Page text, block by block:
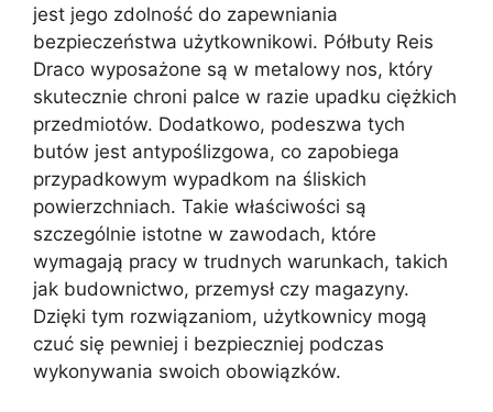
jest jego zdolność do zapewniania
bezpieczeństwa użytkownikowi. Półbuty Reis
Draco wyposażone są w metalowy nos, który
skutecznie chroni palce w razie upadku ciężkich
przedmiotów. Dodatkowo, podeszwa tych
butów jest antypoślizgowa, co zapobiega
przypadkowym wypadkom na śliskich
powierzchniach. Takie właściwości są
szczególnie istotne w zawodach, które
wymagają pracy w trudnych warunkach, takich
jak budownictwo, przemysł czy magazyny.
Dzięki tym rozwiązaniom, użytkownicy mogą
czuć się pewniej i bezpieczniej podczas
wykonywania swoich obowiązków.